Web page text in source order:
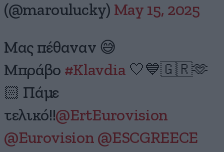
(@maroulucky) May 15, 2025
Μας πέθαναν 😅
Μπράβο #Klavdia 🤍💙🇬🇷🫶
🏻 Πάμε
τελικό!!@ErtEurovision
@Eurovision @ESCGREECE